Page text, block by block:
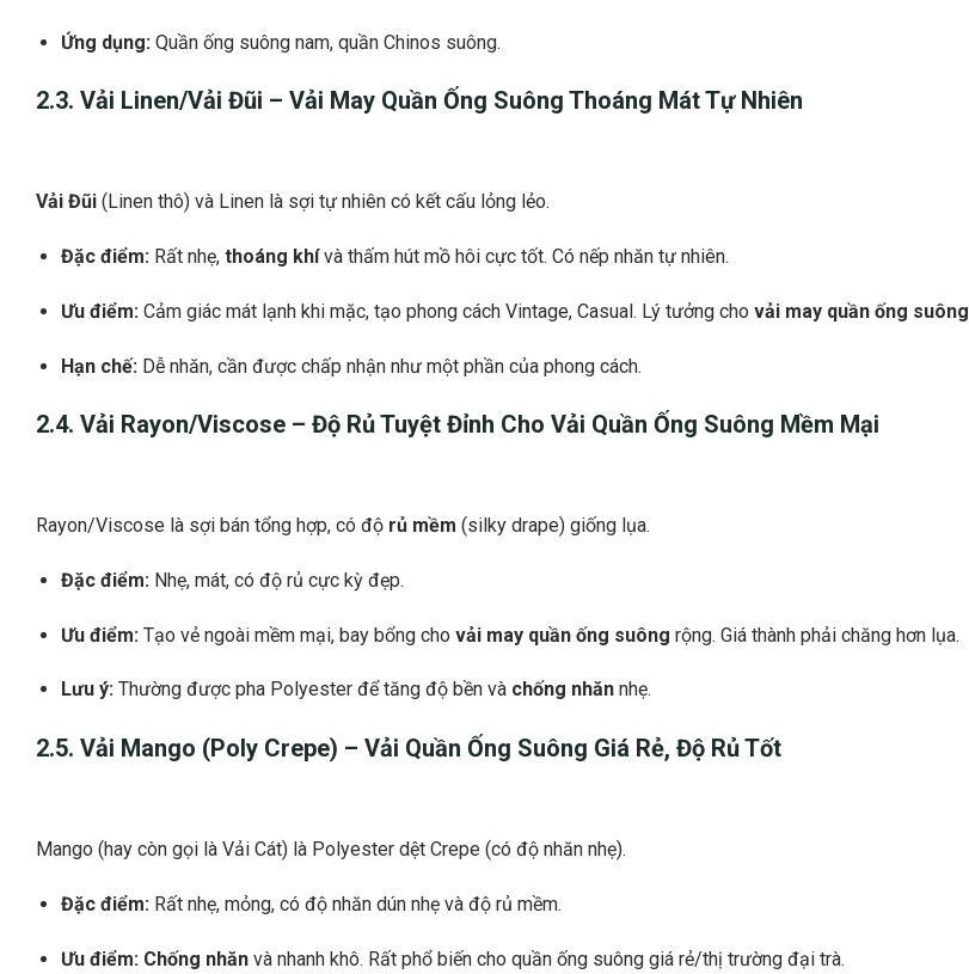
Ứng dụng: Quần ống suông nam, quần Chinos suông.
2.3. Vải Linen/Vải Đũi – Vải May Quần Ống Suông Thoáng MátTự Nhiên
Vải Đũi (Linen thô) và Linen là sợi tự nhiên có kết cấu lỏng lẻo.
Đặc điểm:Rất nhẹ, thoáng khívà thấm hút mồ hôi cực tốt. Có nếp nhăn tự nhiên.
Ưu điểm: Cảm giác mát lạnh khi mặc, tạo phong cách Vintage, Casual. Lý tưởng cho vải may quần ống suông
Hạn chế: Dễ nhăn, cần được chấp nhận như một phần của phong cách.
2.4. Vải Rayon/Viscose – Độ Rủ Tuyệt Đỉnh Cho Vải Quần Ống Suông Mềm Mại
Rayon/Viscose là sợi bán tổng hợp, có độ rủ mềm (silky drape) giống lụa.
Đặc điểm:Nhẹ, mát, có độ rủ cực kỳ đẹp.
Ưu điểm: Tạo vẻ ngoài mềm mại, bay bổng cho vải may quần ống suông rộng. Giá thành phải chăng hơn lụa.
Lưu ý:Thường được pha Polyester để tăng độ bền và chống nhănnhẹ.
2.5. Vải Mango (Poly Crepe) – Vải Quần Ống Suông Giá Rẻ, Độ Rủ Tốt
Mango (hay còn gọi là Vải Cát) là Polyester dệt Crepe (có độ nhăn nhẹ).
Đặc điểm:Rất nhẹ, mỏng, có độ nhăn dún nhẹ và độ rủ mềm.
Ưu điểm: Chống nhănvà nhanh khô. Rất phổ biến cho quần ống suông giá rẻ/thị trường đại trà.